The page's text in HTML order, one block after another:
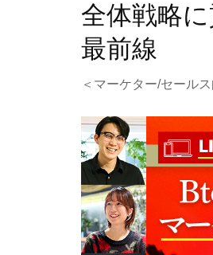
全体戦略
最前線
＜マーケター/セール